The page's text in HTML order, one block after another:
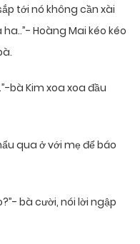
tới nó không cần xài
Hoàng Mai kéo kéo
bà Kim xoa xoa đầu
qua ở với mẹ để báo
bà cười, nói lời ngập